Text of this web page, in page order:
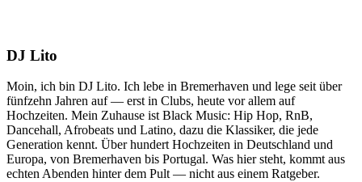
DJ Lito
Moin, ich bin DJ Lito. Ich lebe in Bremerhaven und lege seit über
fünfzehn Jahren auf — erst in Clubs, heute vor allem auf
Hochzeiten. Mein Zuhause ist Black Music: Hip Hop, RnB,
Dancehall, Afrobeats und Latino, dazu die Klassiker, die jede
Generation kennt. Über hundert Hochzeiten in Deutschland und
Europa, von Bremerhaven bis Portugal. Was hier steht, kommt aus
echten Abenden hinter dem Pult — nicht aus einem Ratgeber.